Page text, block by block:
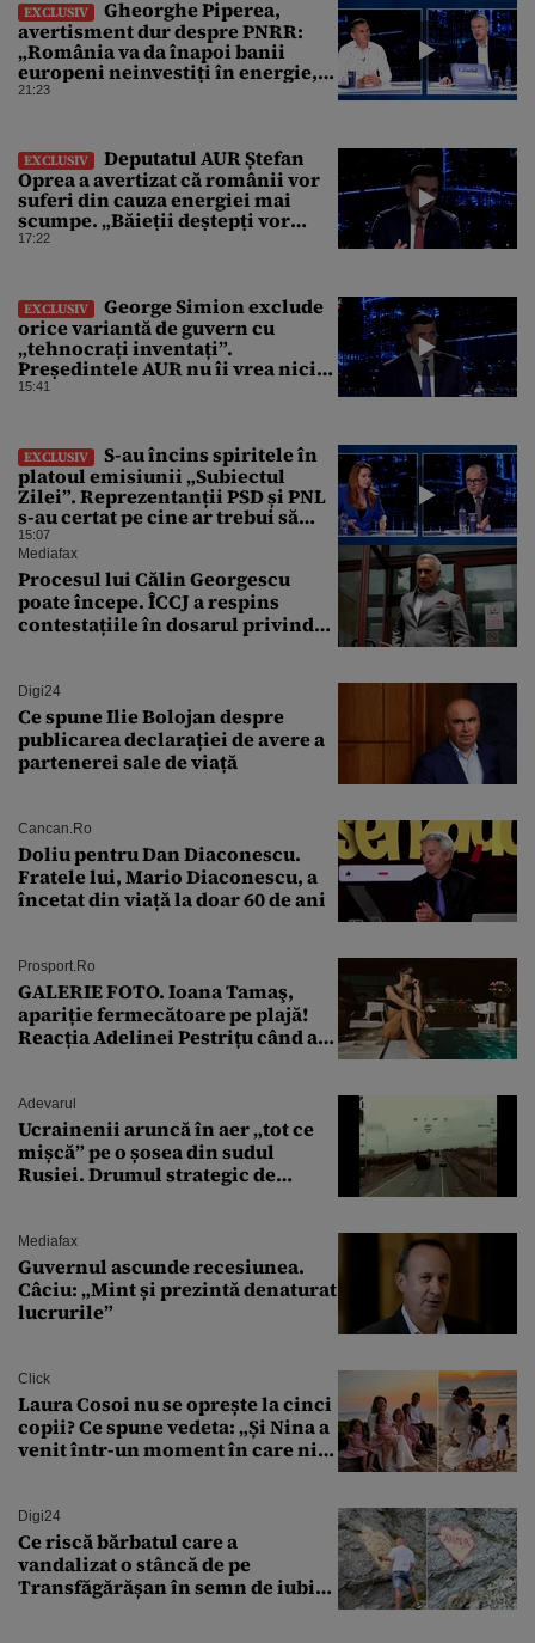
EXCLUSIV
Gheorghe Piperea,
avertisment dur despre PNRR:
„România va da înapoi banii
europeni neinvestiți în energie,
chiar dacă a închis centralele pe
21:23
EXCLUSIV
Deputatul AUR Ștefan
Oprea a avertizat că românii vor
suferi din cauza energiei mai
scumpe. „Băieții deștepți vor
specula și după vor crește
17:22
EXCLUSIV
George Simion exclude
orice variantă de guvern cu
„tehnocrați inventați”.
Președintele AUR nu îi vrea nici
pe Alexandru Nazare, pe Adrian
15:41
EXCLUSIV
S-au încins spiritele în
platoul emisiunii „Subiectul
Zilei”. Reprezentanții PSD și PNL
s-au certat pe cine ar trebui să
renegocieze jaloanele PNRR
15:07
Mediafax
Procesul lui Călin Georgescu
poate începe. ÎCCJ a respins
contestațiile în dosarul privind
Digi24
Ce spune Ilie Bolojan despre
publicarea declarației de avere a
partenerei sale de viață
Cancan.ro
Doliu pentru Dan Diaconescu.
Fratele lui, Mario Diaconescu, a
încetat din viață la doar 60 de ani
Prosport.ro
GALERIE FOTO. Ioana Tamaş,
apariție fermecătoare pe plajă!
Reacția Adelinei Pestrițu când a
Adevarul
Ucrainenii aruncă în aer „tot ce
mișcă” pe o șosea din sudul
Rusiei. Drumul strategic de
Mediafax
Guvernul ascunde recesiunea.
Câciu: „Mint și prezintă denaturat
lucrurile”
Click
Laura Cosoi nu se oprește la cinci
copii? Ce spune vedeta: „Și Nina a
venit într-un moment în care nici
Digi24
Ce riscă bărbatul care a
vandalizat o stâncă de pe
Transfăgărășan în semn de iubire